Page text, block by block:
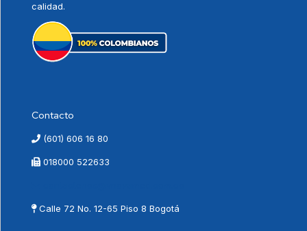
calidad.
Contacto
(601) 606 16 80
018000 522633
Calle 72 No. 12-65 Piso 8 Bogotá